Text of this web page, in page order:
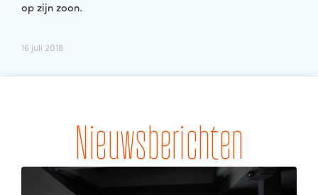
op zijn zoon.
16 juli 2018
Nieuwsberichten